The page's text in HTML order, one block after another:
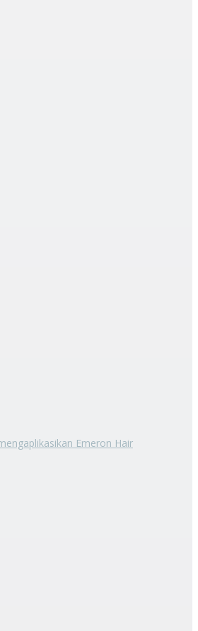
Emeron Hair